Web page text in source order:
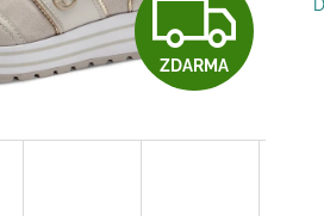
Z
D
ZDARMA